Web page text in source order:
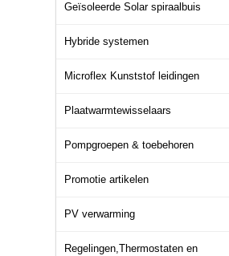
Geïsoleerde Solar spiraalbuis
Hybride systemen
Microflex Kunststof leidingen
Plaatwarmtewisselaars
Pompgroepen & toebehoren
Promotie artikelen
PV verwarming
Regelingen,Thermostaten en